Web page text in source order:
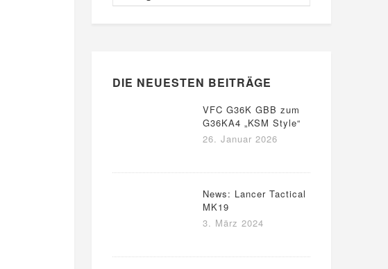
DIE NEUESTEN BEITRÄGE
VFC G36K GBB zum
G36KA4 „KSM Style“
26. Januar 2026
News: Lancer Tactical
MK19
3. März 2024